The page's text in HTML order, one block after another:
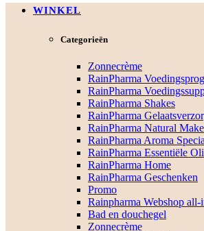
WINKEL
Categorieën
Zonnecrème
RainPharma
RainPharma
RainPharma Shakes
RainPharma
RainPharma Natural
RainPharma Aroma
RainPharma Essentiële
RainPharma Home
RainPharma Geschenken
Promo
Rainpharma Webshop all-
Bad en douchegel
Zonnecrème